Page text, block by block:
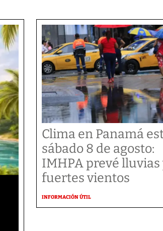
Clima en Panamá
sábado 8 de agosto:
IMHPA prevé lluvias
fuertes vientos
INFORMACIÓN ÚTIL